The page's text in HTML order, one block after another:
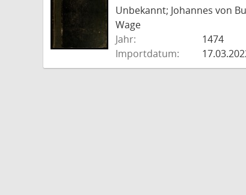
Unbekannt; Johannes von
Wage
Jahr:
1474
Importdatum: